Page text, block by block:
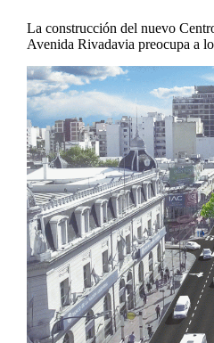
La construcción del nuevo
Avenida Rivadavia preocupa a